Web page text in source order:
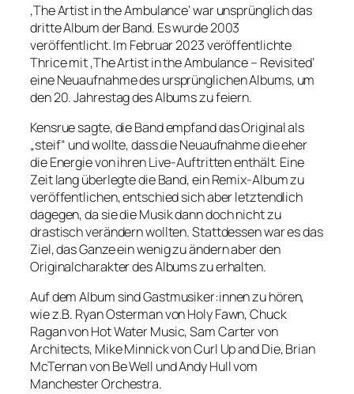
‚The Artist in the Ambulance‘ war unsprünglich das
dritte Album der Band. Es wurde 2003
veröffentlicht. Im Februar 2023 veröffentlichte
Thrice mit ‚The Artist in the Ambulance – Revisited‘
eine Neuaufnahme des ursprünglichen Albums, um
den 20. Jahrestag des Albums zu feiern.
Kensrue sagte, die Band empfand das Original als
„steif“ und wollte, dass die Neuaufnahme die eher
die Energie von ihren Live-Auftritten enthält. Eine
Zeit lang überlegte die Band, ein Remix-Album zu
veröffentlichen, entschied sich aber letztendlich
dagegen, da sie die Musik dann doch nicht zu
drastisch verändern wollten. Stattdessen war es das
Ziel, das Ganze ein wenig zu ändern aber den
Originalcharakter des Albums zu erhalten.
Auf dem Album sind Gastmusiker:innen zu hören,
wie z.B. Ryan Osterman von Holy Fawn, Chuck
Ragan von Hot Water Music, Sam Carter von
Architects, Mike Minnick von Curl Up and Die, Brian
McTernan von Be Well und Andy Hull vom
Manchester Orchestra.